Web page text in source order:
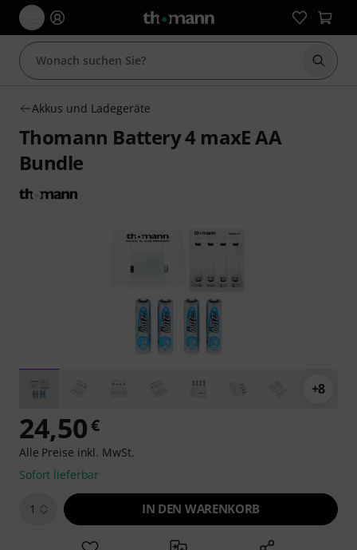
Suche
Akkus und Ladegeräte
Thomann Battery 4 maxE AA
Bundle
+8
24,50€
Alle Preise inkl. MwSt.
Sofort lieferbar
1 IN DEN WARENKORB